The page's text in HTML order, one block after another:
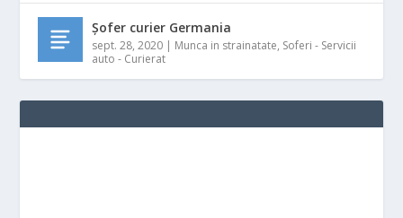
Șofer curier Germania
sept. 28, 2020 | Munca in strainatate, Soferi - Servicii
auto - Curierat